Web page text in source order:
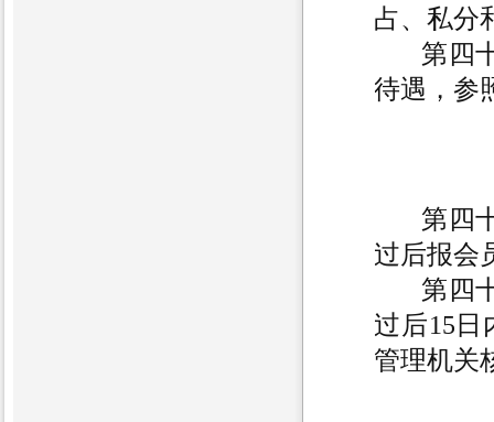
占、私分
第四
待遇，参
第四
过后报会
第四
过后15日
管理机关